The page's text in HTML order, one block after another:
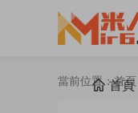
首頁
當前位置：首頁